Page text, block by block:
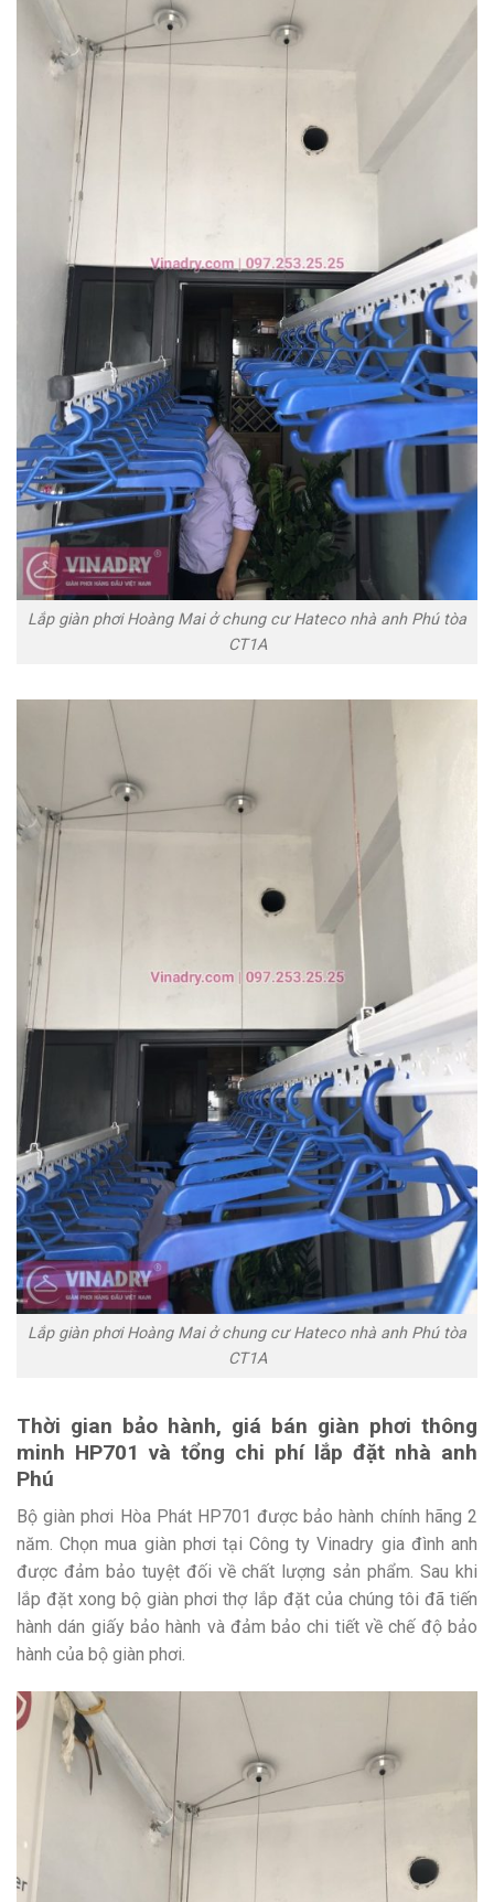
Lắp giàn phơi Hoàng Mai ở chung cư Hateco nhà anh Phú tòa
CT1A
Lắp giàn phơi Hoàng Mai ở chung cư Hateco nhà anh Phú tòa
CT1A
Thời gian bảo hành, giá bán giàn phơi thông
minh HP701 và tổng chi phí lắp đặt nhà anh
Phú
Bộ giàn phơi Hòa Phát HP701 được bảo hành chính hãng 2
năm. Chọn mua giàn phơi tại Công ty Vinadry gia đình anh
được đảm bảo tuyệt đối về chất lượng sản phẩm. Sau khi
lắp đặt xong bộ giàn phơi thợ lắp đặt của chúng tôi đã tiến
hành dán giấy bảo hành và đảm bảo chi tiết về chế độ bảo
hành của bộ giàn phơi.